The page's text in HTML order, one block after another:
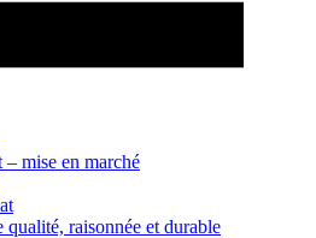
– mise en marché
raisonnée et durable